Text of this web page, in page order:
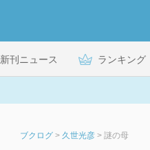
新刊ニュース ランキング
ブクログ > 久世光彦 > 謎の母